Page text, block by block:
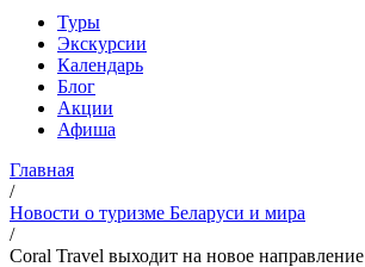
Туры
Экскурсии
Календарь
Блог
Акции
Афиша
Главная
/
Новости о туризме Беларуси и мира
/
Coral Travel выходит на новое направление